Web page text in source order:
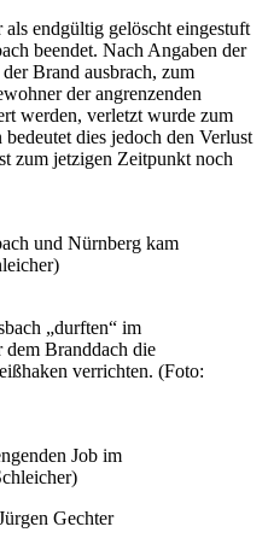
endgültig gelöscht eingestuft
beendet. Nach Angaben der
Brand ausbrach, zum
der angrenzenden
werden, verletzt wurde zum
dies jedoch den Verlust
zum jetzigen Zeitpunkt noch
und Nürnberg kam
„durften“ im
Branddach die
verrichten. (Foto:
Job im
Gechter